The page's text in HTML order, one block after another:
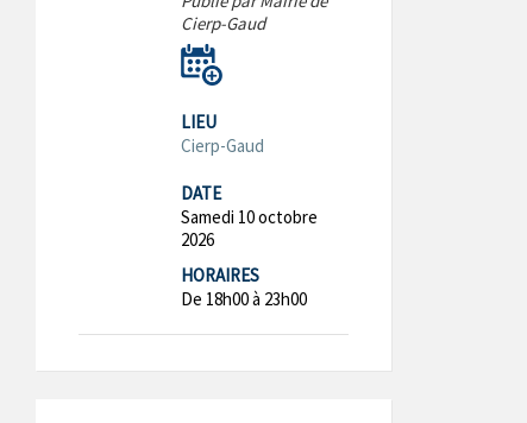
Cierp-Gaud
LIEU
Cierp-Gaud
DATE
Samedi 10 octobre
2026
HORAIRES
De 18h00 à 23h00